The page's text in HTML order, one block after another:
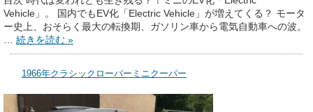
Vehicle」。 国内でもEV化「Electric Vehicle」が増えてくる？ モータ
ー史上、おそらく最大の転換期、ガソリン車から電気自動車への波。
続きを読む »
1966年クラシックローバーミニクーパー